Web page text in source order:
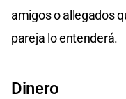
amigos o allegados
pareja lo entenderá.
Dinero